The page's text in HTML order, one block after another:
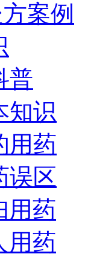
案例
普
知识
用药
误区
用药
用药